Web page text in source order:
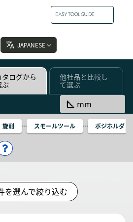
translate JAPANESE
タログから
ぶ
他社品と比較し
て選ぶ
square_foot mm
旋削 スモールツール ポジホルダ
を選んで絞り込む